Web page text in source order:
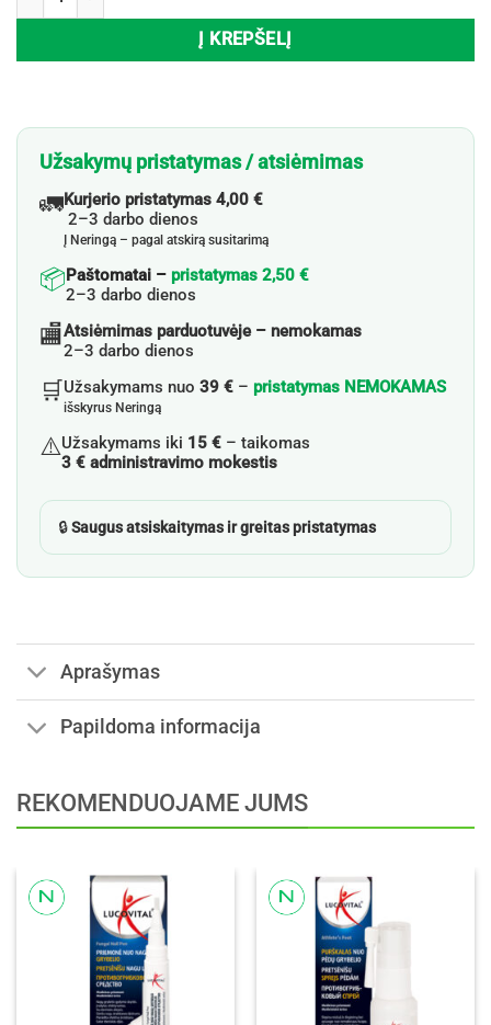
Į KREPŠELĮ
Užsakymų pristatymas / atsiėmimas
🚛Kurjerio pristatymas 4,00 €
2–3 darbo dienos
Į Neringą – pagal atskirą susitarimą
📦 Paštomatai – pristatymas 2,50 €
2–3 darbo dienos
🏬Atsiėmimas parduotuvėje – nemokamas
2–3 darbo dienos
🛒 Užsakymams nuo 39 € – pristatymas NEMOKAMAS
išskyrus Neringą
⚠️Užsakymams iki 15 € – taikomas
3 € administravimo mokestis
🔒Saugus atsiskaitymas ir greitas pristatymas
Aprašymas
Papildoma informacija
REKOMENDUOJAME JUMS